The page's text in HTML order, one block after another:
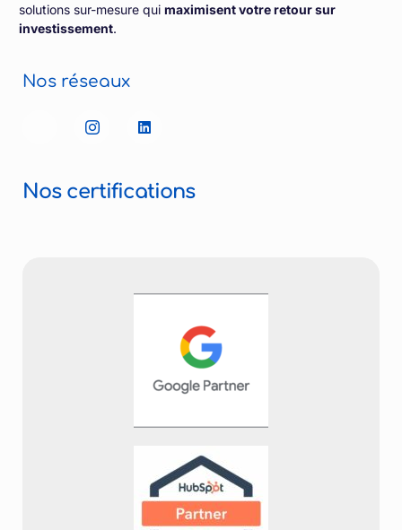
solutions sur-mesure qui maximisent votre retour sur
investissement.
Nos réseaux
Nos certifications